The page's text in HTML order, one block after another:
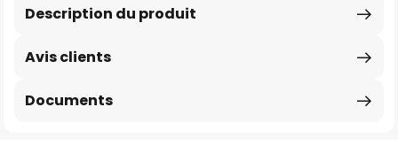
Description du produit
Avis clients
Documents